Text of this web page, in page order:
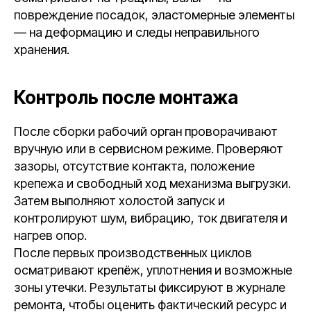
повреждение посадок, эластомерные элементы
— на деформацию и следы неправильного
хранения.
Контроль после монтажа
После сборки рабочий орган проворачивают
вручную или в сервисном режиме. Проверяют
зазоры, отсутствие контакта, положение
крепежа и свободный ход механизма выгрузки.
Затем выполняют холостой запуск и
контролируют шум, вибрацию, ток двигателя и
нагрев опор.
После первых производственных циклов
осматривают крепёж, уплотнения и возможные
зоны утечки. Результаты фиксируют в журнале
ремонта, чтобы оценить фактический ресурс и